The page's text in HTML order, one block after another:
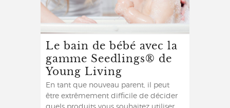
Le bain de bébé avec la
gamme Seedlings® de
Young Living
En tant que nouveau parent, il peut
être extrêmement difficile de décider